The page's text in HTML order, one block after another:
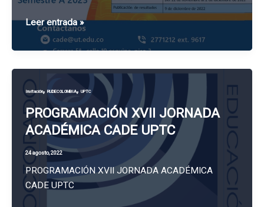
Inscripciones
abiertas
para
VIII
Cohorte
del
Doctorado
en
la
Universidad
del
Tolima
Leer entrada »
Invitación,RUDECOLOMBIA,UPTC
PROGRAMACIÓN XVII JORNADA
ACADÉMICA CADE UPTC
24 agosto, 2022
PROGRAMACIÓN XVII JORNADA ACADÉMICA
CADE UPTC